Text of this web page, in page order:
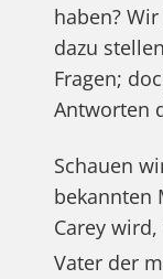
haben?
dazu
Fragen;
Antworten
Schauen
bekannten
Carey
Vater der